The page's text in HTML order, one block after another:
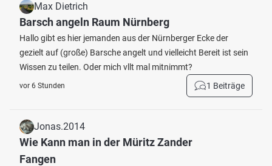
Max Dietrich
Barsch angeln Raum Nürnberg
Hallo gibt es hier jemanden aus der Nürnberger Ecke der
gezielt auf (große) Barsche angelt und vielleicht Bereit ist sein
Wissen zu teilen. Oder mich vllt mal mitnimmt?
vor 6 Stunden 1 Beiträge
Jonas.2014
Wie Kann man in der Müritz Zander
Fangen